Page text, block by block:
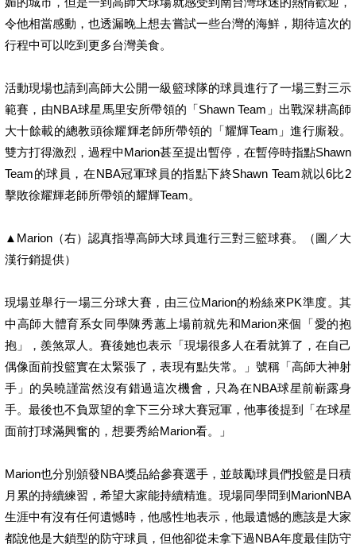
令他相當感動，也透漏晚上想去嘗試一些台灣的海鮮，期待這次的
行程中可以吃到更多台灣美食。
活動現場也請到高師大公開一級籃球隊的球員進行了一場三對三示
範賽，由NBA球星馬里安所帶領的「Shawn Team」出戰深耕高師
大十餘載的總教頭徐耀輝老師所帶領的「耀輝Team」進行廝殺。
雙方打得激烈，過程中Marion甚至提出暫停，在暫停時指點Shawn
Team的球員，在NBA冠軍球員的指點下終Shawn Team就以6比2
擊敗徐耀輝老師所帶領的耀輝Team。
▲Marion（右）認真指導高師大球員進行三對三籃球賽。（圖／大
漢行銷提供）
現場並舉行一場三分球大賽，由三位Marion的粉絲來PK準度。其
中高師大體育系女同學陳秀蕙上場前就先和Marion來個「愛的抱
抱」，羨煞眾人。賽後她也表示「現場很多人在看就算了，在自己
偶像面前投籃實在太緊張了，表現有點失常。」號稱「高師大神射
手」的吳曉謹當然沒有錯過這次機會，只為在NBA球星前嶄露身
手。最後也不負眾望的拿下三分球大賽冠軍，他事後提到「在球星
面前打球滿興奮的，想要秀給Marion看。」
Marion也分別頒發NBA獎品給參賽選手，並鼓勵球員們投籃是日積
月累的持續練習，希望大家能持續精進。現場同學問到MarionNBA
生涯中有沒有任何遺憾時，他感性地表示，他最遺憾的應該是大家
都說他是大鎖型的防守球員，但他卻從未拿下過NBA年度最佳防守